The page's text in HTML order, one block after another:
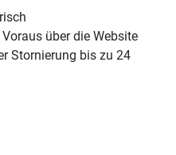
über die Website
Stornierung bis zu 24